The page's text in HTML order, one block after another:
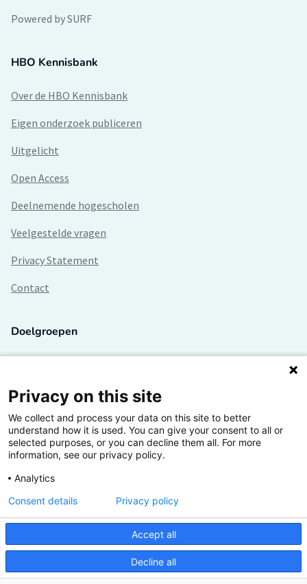
Powered by SURF
HBO Kennisbank
Over de HBO Kennisbank
Eigen onderzoek publiceren
Uitgelicht
Open Access
Deelnemende hogescholen
Veelgestelde vragen
Privacy Statement
Contact
Doelgroepen
Lectoren en onderzoekers
Bedrijven
Hogescholen
De grootste kennisbank van het HBO
Inspiratie op jouw vakgebied
Vrij toegankelijk
Privacy on this site
We collect and process your data on this site to better
understand how it is used. You can give your consent to all or
selected purposes, or you can decline them all. For more
information, see our privacy policy.
Analytics
Accept all
Decline all
Consent details Privacy policy